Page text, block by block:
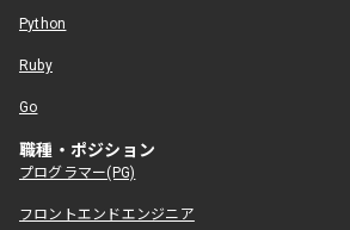
Python
Ruby
Go
職種・ポジション
プログラマー(PG)
フロントエンドエンジニア